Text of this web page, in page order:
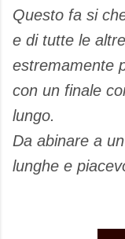
Questo fa si
e di tutte le
estremamente
con un finale
lungo.
Da abinare a
lunghe e